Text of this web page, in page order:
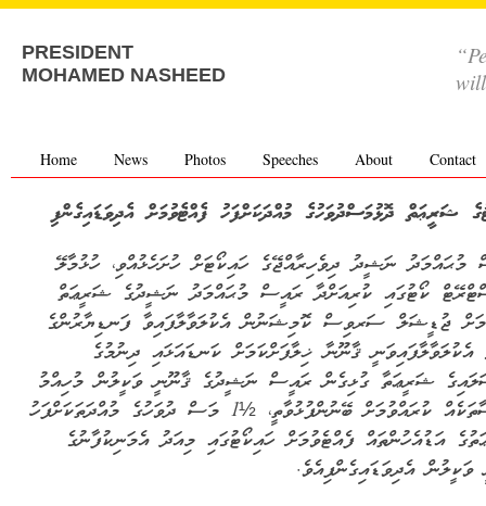
PRESIDENT
MOHAMED NASHEED
Home News Photos Speeches About Contact
ޝަރީޢަތް ދޮޅުމަސްދުވަހުގެ މުއްދަކަށްފަހު ފެއްޓެވުމަށް އެދިވަޑައިގެންފި
މުޙައްމަދު ނަޝީދު ދިވެހިރާއްޖޭގެ ހައިކޯޓަށް ހުށަހެޅުއްވި، ހުޅުމާލޭ
ކޯޓުގައި ކުރިއަށްދާ ރައީސް މުޙައްމަދު ނަޝީދުގެ ޝަރީޢަތް
ޖުޑީޝަލް ސަރވިސް ކޮމިޝަނުން އެކުލަވާލާފައިވާ ފަނޑިޔާރުންގެ
އެކުލަވާލާފައިވަނީ ޤާނޫނާ ޚިލާފަށްކަމަށް ކަނޑައަޅައި ދިނުމުގެ
ޝަރީޢަތާ ގުޅިގެން ރައީސް ނަޝީދުގެ ޤާނޫނީ ވަކީލުން މުހިއްމު
ދިރާސާތަކެއް ކުރައްވުމަށް ބޭނުންފުޅުވާތީ، ½1 މަސް ދުވަހުގެ މުއްދަތަކަށްފަހު
އަޑުއެހުންތައް ފެއްޓެވުމަށް ހައިކޯޓުގައި މިއަދު އެމަނިކުފާނުގެ
ވަކީލުން އެދިވަޑައިގެންފިއެވެ.